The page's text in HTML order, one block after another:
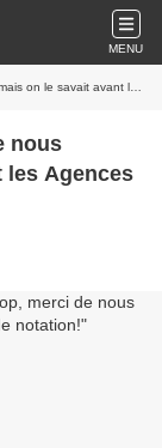
MENU
les Agences de notation!
nous
les Agences